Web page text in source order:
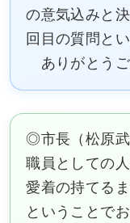
の意気込みと
回目の質問とい
ありがとうご
◎市長（松原
職員としての
愛着の持てる
ということで